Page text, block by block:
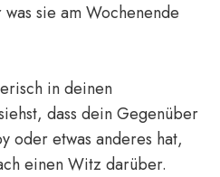
sie am Wochenende
in deinen
dass dein Gegenüber
oder etwas anderes hat,
einen Witz darüber.